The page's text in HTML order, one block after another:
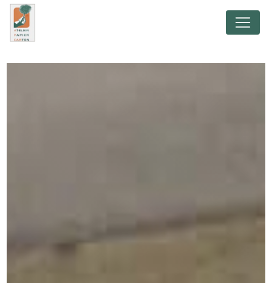
Panneau de gestion des cookies